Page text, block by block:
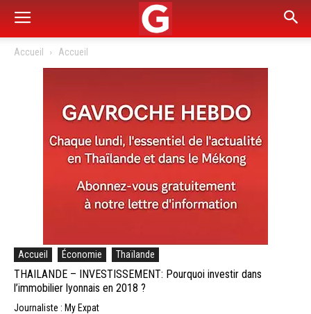
Accueil Accueil
Accueil Économie Thaïlande
THAILANDE – INVESTISSEMENT: Pourquoi investir dans
l’immobilier lyonnais en 2018 ?
Journaliste : My Expat